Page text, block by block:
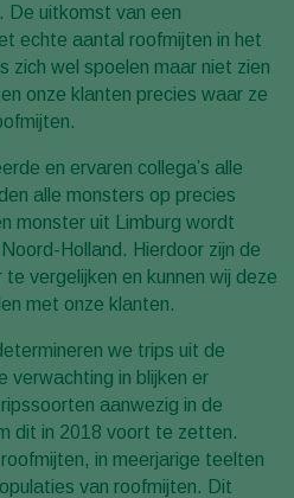
De uitkomst van een
echte aantal roofmijten in het
zich wel spoelen maar niet zien
onze klanten precies waar ze
en ervaren collega’s alle
alle monsters op precies
monster uit Limburg wordt
Holland. Hierdoor zijn de
vergelijken en kunnen wij deze
met onze klanten.
we trips uit de
verwachting in blijken er
aanwezig in de
dit in 2018 voort te zetten.
in meerjarige teelten
van roofmijten. Dit